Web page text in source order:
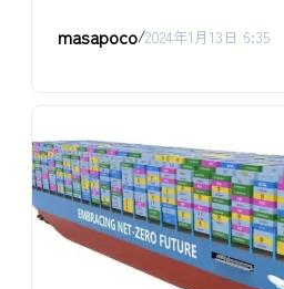
masapoco/2024年1月13日 6:35